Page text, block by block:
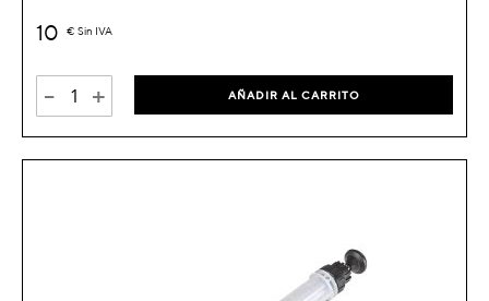
10 € Sin IVA
- + AÑADIR AL CARRITO